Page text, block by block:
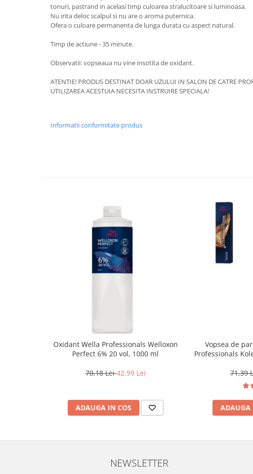
tonuri, pastrand in acelasi timp culoarea stralucitoare si luminoasa.
Nu irita deloc scalpul si nu are o aroma puternica.
Ofera o culoare permanenta de lunga durata cu aspect natural.
Timp de actiune - 35 minute.
Observatii: vopseaua nu vine insotita de oxidant.
ATENTIE! PRODUS DESTINAT DOAR UZULUI IN SALON DE CATRE
UTILIZAREA ACESTUIA NECESITA INSTRUIRE SPECIALA!
Informatii conformitate produs
Oxidant Wella Professionals Welloxon
Perfect 6% 20 vol, 1000 ml
70,18 Lei42,99 Lei
ADAUGA IN COS
Vopsea de
Professionals
71,39
ADAUGA
NEWSLETTER